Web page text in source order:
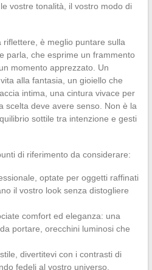
vostre tonalità, il vostro modo di
è meglio puntare sulla
parla, che esprime un frammento
momento apprezzato. Un
alla fantasia, un gioiello che
intima, una cintura vivace per
scelta deve avere senso. Non è la
sottile tra intenzione e gesti
di riferimento da considerare:
optate per oggetti raffinati
il vostro look senza distogliere
comfort ed eleganza: una
portare, orecchini luminosi che
divertitevi con i contrasti di
fedeli al vostro universo.